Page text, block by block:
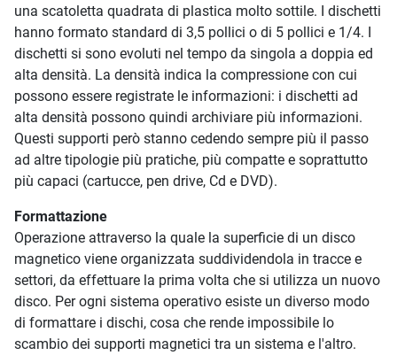
una scatoletta quadrata di plastica molto sottile. I dischetti
hanno formato standard di 3,5 pollici o di 5 pollici e 1/4. I
dischetti si sono evoluti nel tempo da singola a doppia ed
alta densità. La densità indica la compressione con cui
possono essere registrate le informazioni: i dischetti ad
alta densità possono quindi archiviare più informazioni.
Questi supporti però stanno cedendo sempre più il passo
ad altre tipologie più pratiche, più compatte e soprattutto
più capaci (cartucce, pen drive, Cd e DVD).
Formattazione
Operazione attraverso la quale la superficie di un disco
magnetico viene organizzata suddividendola in tracce e
settori, da effettuare la prima volta che si utilizza un nuovo
disco. Per ogni sistema operativo esiste un diverso modo
di formattare i dischi, cosa che rende impossibile lo
scambio dei supporti magnetici tra un sistema e l'altro.